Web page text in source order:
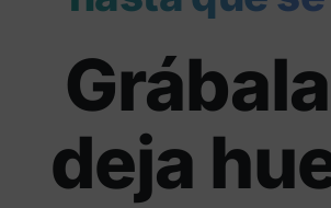
deja